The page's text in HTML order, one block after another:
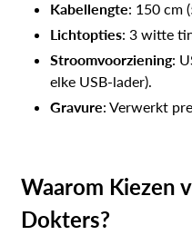
Kabellengte: 150 cm
Lichtopties: 3 witte
Stroomvoorziening:
elke USB-lader).
Gravure: Verwerkt
Waarom Kiezen
Dokters?